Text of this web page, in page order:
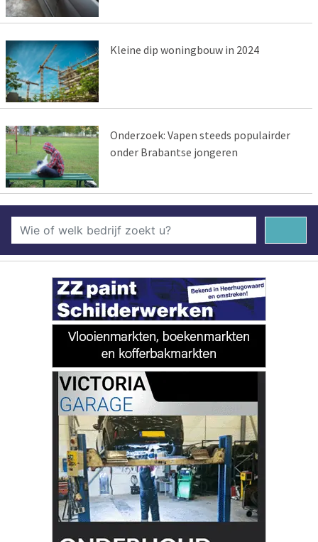
Kleine dip woningbouw in 2024
Onderzoek: Vapen steeds populairder
onder Brabantse jongeren